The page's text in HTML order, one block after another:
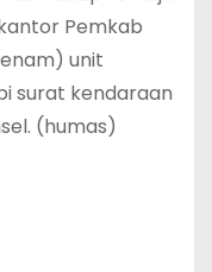
Pemkab
unit
surat kendaraan
(humas)